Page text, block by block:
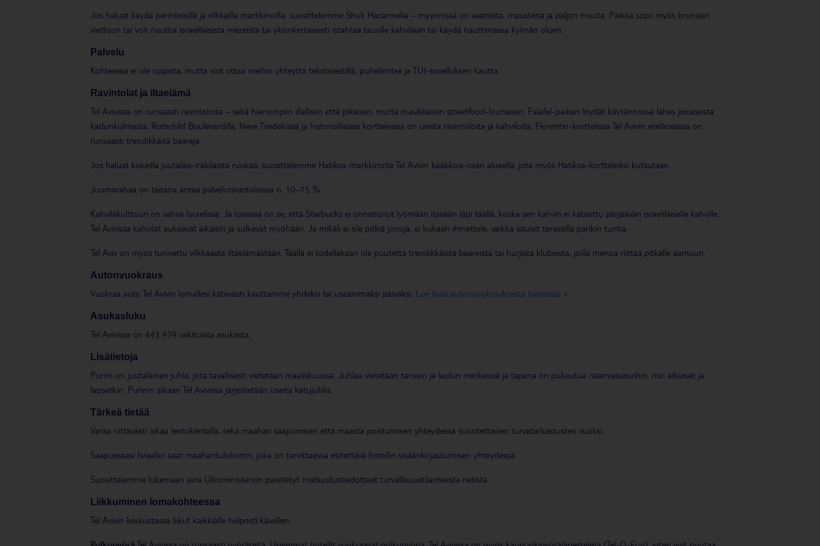
Jos haluat käydä perinteisillä ja vilkkailla markkinoilla, suosittelemme Shuk Hacarmelia – myynnissä on vaatteita, mausteita ja paljon muuta. Paikka sopii myös brunssin
viettoon tai voit nauttia israelilaisista mezeistä tai yksinkertaisesti istahtaa tauolle kahvilaan tai käydä nauttimassa kylmän oluen.
Palvelu
Kohteessa ei ole oppaita, mutta voit ottaa meihin yhteyttä tekstiviestillä, puhelimitse ja TUI-sovelluksen kautta.
Ravintolat ja iltaelämä
Tel Avivissa on runsaasti ravintoloita – sekä hienompiin illallisiin että pikaisiin, mutta maukkaisiin streetfood-lounaisiin. Falafel-paikan löydät käytännössä lähes jokaisesta
kadunkulmasta. Rotschild Boulevardilla, Neve Tsedekissä ja historiallisissa kortteleissa on useita ravintoloita ja kahviloita. Florentin-korttelissa Tel Avivin eteläosassa on
runsaasti trendikkäitä baareja.
Jos haluat kokeilla juutalais-irakilaista ruokaa, suosittelemme Hatikva-markkinoita Tel Avivin kaakkois-osan alueella, jota myös Hatikva-kortteleiksi kutsutaan.
Juomarahaa on tapana antaa palveluravintoloissa n. 10–15 %.
Kahvilakulttuuri on vahva Israelissa. Ja tosiasia on se, että Starbucks ei onnistunut lyömään itseään läpi täällä, koska sen kahvin ei katsottu pärjäävän israelilaiselle kahville.
Tel Avivissa kahvilat aukeavat aikaisin ja sulkevat myöhään. Ja mikäli ei ole pitkiä jonoja, ei kukaan ihmettele, vaikka istuisit terassilla parikin tuntia.
Tel Aviv on myös tunnettu vilkkaasta iltaelämästään. Täällä ei todellakaan ole puutetta trendikkäistä baareista tai hurjista klubeista, joilla menoa riittää pitkälle aamuun.
Autonvuokraus
Vuokraa auto Tel Avivin lomallesi kätevästi kauttamme yhdeksi tai useammaksi päiväksi. Lue lisää autonvuokrauksesta Israelissa »
Asukasluku
Tel Avivissa on 443 939 vakituista asukasta.
Lisätietoja
Purim on juutalainen juhla, jota tavallisesti vietetään maaliskuussa. Juhlaa vietetään tanssin ja laulun merkeissä ja tapana on pukeutua naamiaisasuihin, niin aikuiset ja
lapsetkin. Purinin aikaan Tel Avivissa järjestetään useita katujuhlia.
Tärkeä tietää
Varaa riittävästi aikaa lentokentällä, sekä maahan saapumisen että maasta poistumisen yhteydessä suoritettavien turvatarkastusten vuoksi.
Saapuessasi Israeliin saat maahantulokortin, joka on tarvittaessa esitettävä hotellin sisäänkirjautumisen yhteydessä.
Suosittelemme lukemaan aina Ulkoministeriön päivitetyt matkustustiedotteet turvallisuustilanteesta netistä.
Liikkuminen lomakohteessa
Tel Avivin keskustassa liikut kaikkialle helposti kävellen.